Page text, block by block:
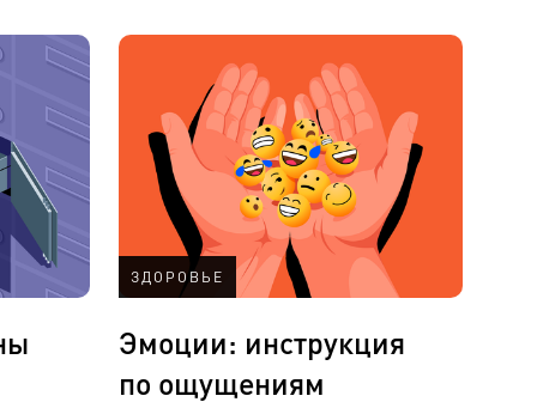
ЗДОРОВЬЕ
Эмоции: инструкция
по ощущениям